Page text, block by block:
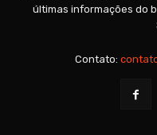
últimas informações do
Contato: